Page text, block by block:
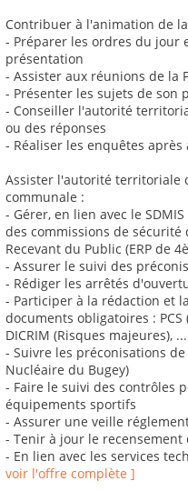
Contribuer à l'animation de
- Préparer les ordres du jour
présentation
- Assister aux réunions de la
- Présenter les sujets de
- Conseiller l'autorité
ou des réponses
- Réaliser les enquêtes
Assister l'autorité territoriale
communale :
- Gérer, en lien avec le
des commissions de
Recevant du Public (ERP de
- Assurer le suivi des
- Rédiger les arrêtés
- Participer à la rédaction et
documents obligatoires :
DICRIM (Risques majeures), ...
- Suivre les préconisations
Nucléaire du Bugey)
- Faire le suivi des contrôles
équipements sportifs
- Assurer une veille
- Tenir à jour le recensement
- En lien avec les services
voir l'offre complète ]